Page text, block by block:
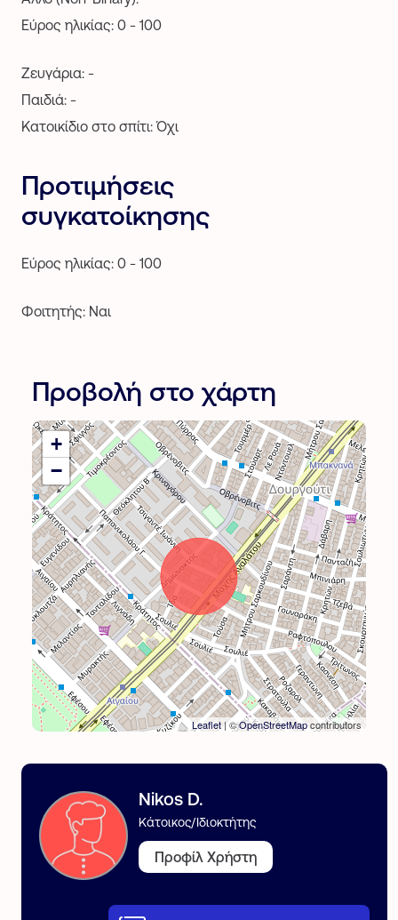
Εύρος ηλικίας: 0 - 100
Ζευγάρια: -
Παιδιά: -
Κατοικίδιο στο σπίτι: Όχι
Προτιμήσεις
συγκατοίκησης
Εύρος ηλικίας: 0 - 100
Φοιτητής: Ναι
Προβολή στο χάρτη
+
−
Leaflet| ©OpenStreetMapcontributors
Nikos D.
Κάτοικος/Ιδιοκτήτης
Προφίλ Χρήστη